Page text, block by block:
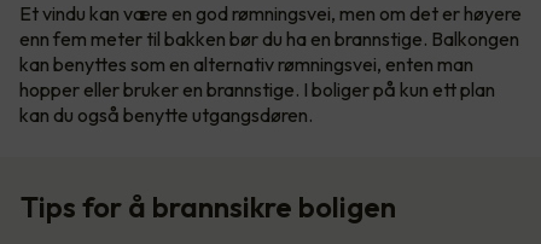
Et vindu kan være en god rømningsvei, men om det er høyere
enn fem meter til bakken bør du ha en brannstige. Balkongen
kan benyttes som en alternativ rømningsvei, enten man
hopper eller bruker en brannstige. I boliger på kun ett plan
kan du også benytte utgangsdøren.
Tips for å brannsikre boligen